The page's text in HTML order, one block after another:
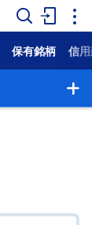
保有銘柄 信